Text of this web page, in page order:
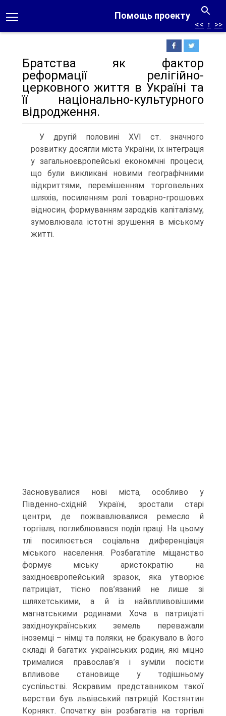
Помощь проекту
<< ↑ >>
Братства як фактор
реформації релігійно-
церковного життя в Україні та
її національно-культурного
відродження.
У другій половині XVI ст. значного
розвитку досягли міста України, їх інтеграція
у загальноєвропейські економічні процеси,
що були викликані новими географічними
відкриттями, перемішенням торговельних
шляхів, посиленням ролі товарно-грошових
відносин, формуванням зародків капіталізму,
зумовлювала істотні зрушення в міському
житті.
Засновувалися нові міста, особливо у
Південно-східній Україні, зростали старі
центри, де пожвавлювалися ремесло й
торгівля, поглиблювався поділ праці. На цьому
тлі посилюється соціальна диференціація
міського населення. Розбагатіле міщанство
формує міську аристократію на
західноєвропейський зразок, яка утворює
патриціат, тісно пов’язаний не лише зі
шляхетськими, а й із найвпливовішими
магнатськими родинами. Хоча в патриціаті
західноукраїнських земель переважали
іноземці – німці та поляки, не бракувало в його
складі й багатих українських родин, які міцно
трималися православ’я і зуміли посісти
впливове становище у тодішньому
суспільстві. Яскравим представником такої
верстви був львівський патрицій Костянтин
Корнякт. Спочатку він розбагатів на торгівлі